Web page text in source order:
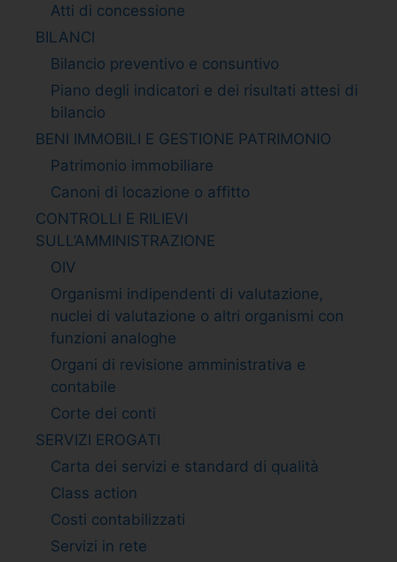
Atti di concessione
BILANCI
Bilancio preventivo e consuntivo
Piano degli indicatori e dei risultati attesi di
bilancio
BENI IMMOBILI E GESTIONE PATRIMONIO
Patrimonio immobiliare
Canoni di locazione o affitto
CONTROLLI E RILIEVI
SULL’AMMINISTRAZIONE
OIV
Organismi indipendenti di valutazione,
nuclei di valutazione o altri organismi con
funzioni analoghe
Organi di revisione amministrativa e
contabile
Corte dei conti
SERVIZI EROGATI
Carta dei servizi e standard di qualità
Class action
Costi contabilizzati
Servizi in rete